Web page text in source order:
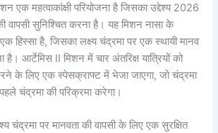
एक महत्वाकांक्षी परियोजना है जिसका उद्देश्य 2026
वापसी सुनिश्चित करना है। यह मिशन नासा के
हिस्सा है, जिसका लक्ष्य चंद्रमा पर एक स्थायी मानव
है। आर्टेमिस II मिशन में चार अंतरिक्ष यात्रियों को
के लिए एक स्पेसक्राफ्ट में भेजा जाएगा, जो चंद्रमा
चंद्रमा की परिक्रमा करेगा।
चंद्रमा पर मानवता की वापसी के लिए एक सुरक्षित